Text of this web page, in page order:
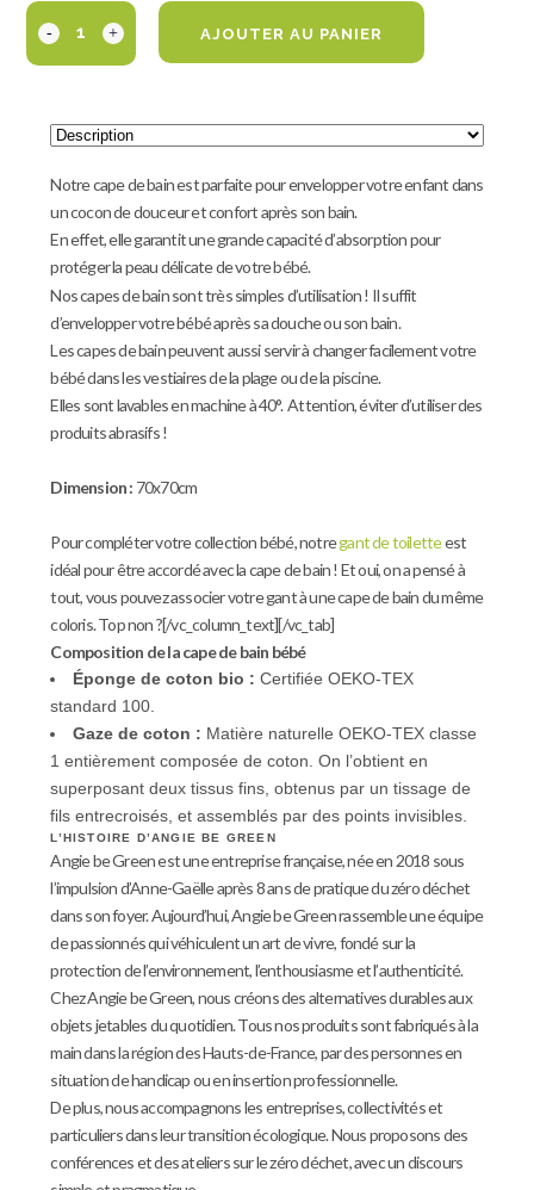
AJOUTER AU PANIER
Notre cape de bain est parfaite pour envelopper votre enfant dans
un cocon de douceur et confort après son bain.
En effet, elle garantit une grande capacité d’absorption pour
protéger la peau délicate de votre bébé.
Nos capes de bain sont très simples d’utilisation ! Il suffit
d’envelopper votre bébé après sa douche ou son bain.
Les capes de bain peuvent aussi servir à changer facilement votre
bébé dans les vestiaires de la plage ou de la piscine.
Elles sont lavables en machine à 40°. Attention, éviter d’utiliser des
produits abrasifs !
Dimension : 70x70cm
Pour compléter votre collection bébé, notregant de toiletteest
idéal pour être accordé avec la cape de bain ! Et oui, on a pensé à
tout, vous pouvez associer votre gant à une cape de bain du même
coloris. Top non ?[/vc_column_text][/vc_tab]
Composition de la cape de bain bébé
Éponge de coton bio : Certifiée OEKO-TEX
standard 100.
Gaze de coton : Matière naturelleOEKO-TEX classe
1 entièrement composée de coton. On l’obtient en
superposant deux tissus fins, obtenus par un tissage de
fils entrecroisés, et assemblés par des points invisibles.
L’HISTOIRE D’ANGIE BE GREEN
Angie be Green est une entreprise française, née en 2018 sous
l’impulsion d’Anne-Gaëlle après 8 ans de pratique du zéro déchet
dans son foyer. Aujourd’hui, Angie be Green rassemble une équipe
de passionnés qui véhiculent un art de vivre, fondé sur la
protection de l’environnement, l’enthousiasme et l’authenticité.
Chez Angie be Green, nous créons des alternatives durables aux
objets jetables du quotidien. Tous nos produits sont fabriqués à la
main dans la région des Hauts-de-France, par des personnes en
situation de handicap ou en insertion professionnelle.
De plus, nous accompagnons les entreprises, collectivités et
particuliers dans leur transition écologique. Nous proposons des
conférences et des ateliers sur le zéro déchet, avec un discours